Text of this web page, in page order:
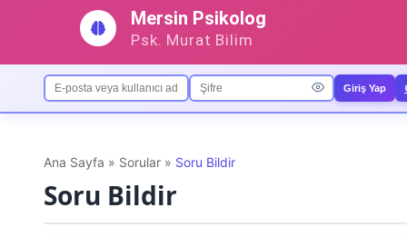
Mersin Psikolog
Psk. Murat Bilim
Giriş Yap
Ana Sayfa » Sorular » Soru Bildir
Soru Bildir